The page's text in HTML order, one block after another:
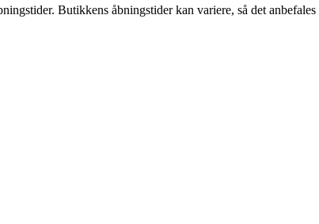
Butikkens åbningstider kan variere, så det